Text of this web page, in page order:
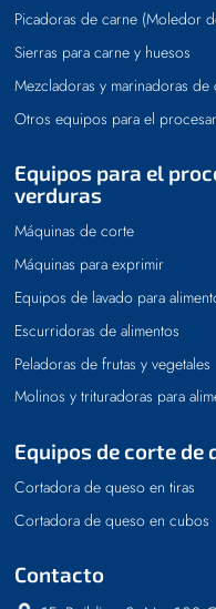
Picadoras de carne (Moledor
Sierras para carne y huesos
Mezcladoras y marinadoras de
Otros equipos para el
Equipos para el
verduras
Máquinas de corte
Máquinas para exprimir
Equipos de lavado para
Escurridoras de alimentos
Peladoras de frutas y vegetales
Molinos y trituradoras para
Equipos de corte de
Cortadora de queso en tiras
Cortadora de queso en cubos
Contacto